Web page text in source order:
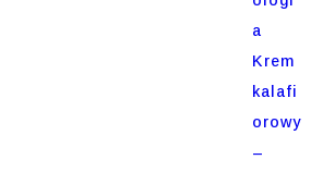
a
Krem
kalafi
orowy
–